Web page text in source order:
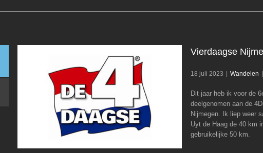
Vierdaagse
Vierdaagse
18 juli 2023 Wandelen
Dit jaar heb ik voor de
deelgenomen aan de
Nijmegen. Ik liep weer
Uyt de Haag de 40 km
gebruikelijke 50 km.